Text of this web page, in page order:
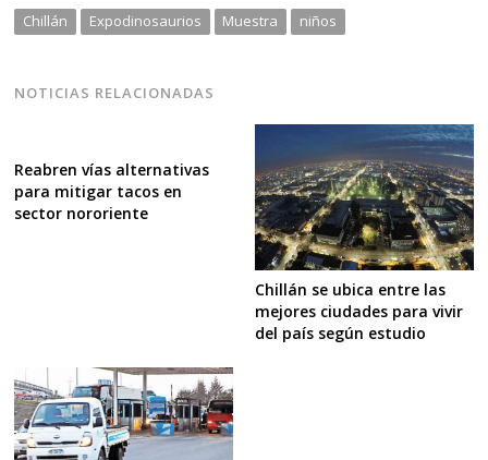
Chillán Expodinosaurios Muestra niños
NOTICIAS RELACIONADAS
Reabren vías alternativas
para mitigar tacos en
sector nororiente
Chillán se ubica entre las
mejores ciudades para vivir
del país según estudio